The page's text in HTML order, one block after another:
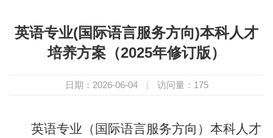
英语专业(国际语言服务方向)本科人才
培养方案（2025年修订版）
日期：2026-06-04 访问量： 175
英语专业（国际语言服务方向）本科人才